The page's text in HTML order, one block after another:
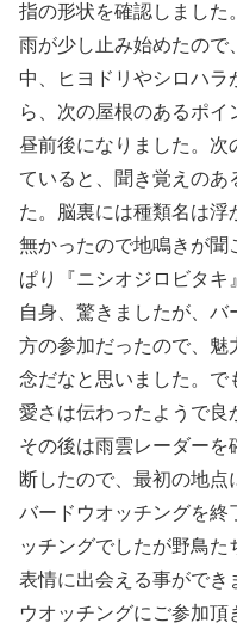
指の形状を確認しました。
雨が少し止み始めたので
中、ヒヨドリやシロハ
ら、次の屋根のあるポ
昼前後になりました。次
ていると、聞き覚えのあ
た。脳裏には種類名は
無かったので地鳴きが聞
ぱり『ニシオジロビタキ
自身、驚きましたが、
方の参加だったので、魅
念だなと思いました。で
愛さは伝わったようで良
その後は雨雲レーダーを
断したので、最初の地点
バードウオッチングを終
ッチングでしたが野鳥た
表情に出会える事ができ
ウオッチングにご参加頂